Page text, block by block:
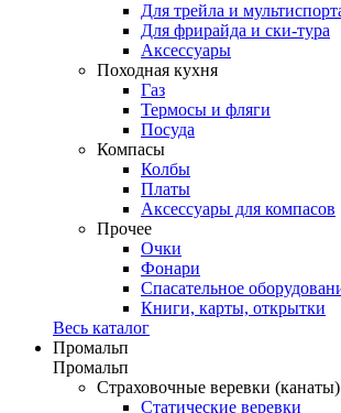
Для трейла и
Для фрирайда и ски-тура
Аксессуары
Походная кухня
Газ
Термосы и фляги
Посуда
Компасы
Колбы
Платы
Аксессуары для компасов
Прочее
Очки
Фонари
Спасательное
Книги, карты, открытки
Весь каталог
Промальп
Промальп
Страховочные веревки (канаты)
Статические веревки